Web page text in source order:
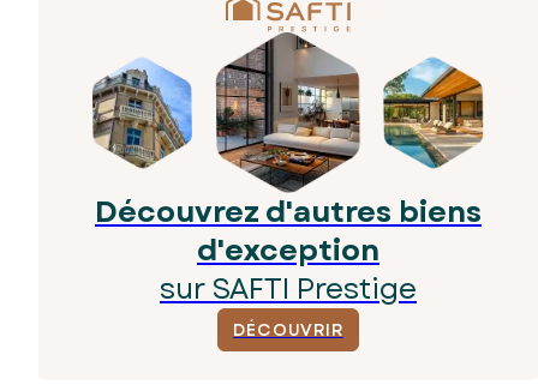
Découvrez d'autres biens
d'exception
sur SAFTI Prestige
DÉCOUVRIR